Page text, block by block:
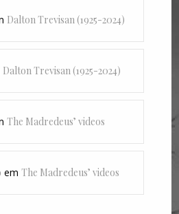
Dalton Trevisan (1925-2024)
Dalton Trevisan (1925-2024)
The Madredeus’ videos
emThe Madredeus’ videos